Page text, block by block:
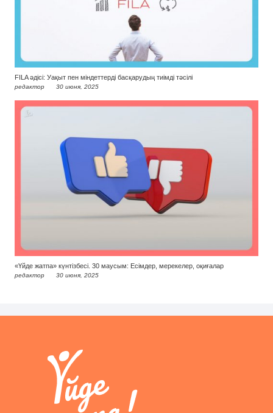
FILA әдісі: Уақыт пен міндеттерді басқарудың тиімді тәсілі
редактор 30 июня, 2025
«Үйде жатпа» күнтізбесі. 30 маусым: Есімдер, мерекелер, оқиғалар
редактор 30 июня, 2025